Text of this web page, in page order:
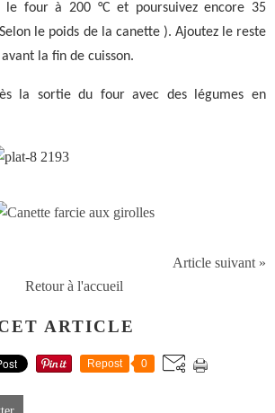
le four à 200 °C et poursuivez encore 35
le poids de la canette ). Ajoutez le reste
la fin de cuisson.
la sortie du four avec des légumes en
Article suivant »
Retour à l'accueil
ARTICLE
Repost 0